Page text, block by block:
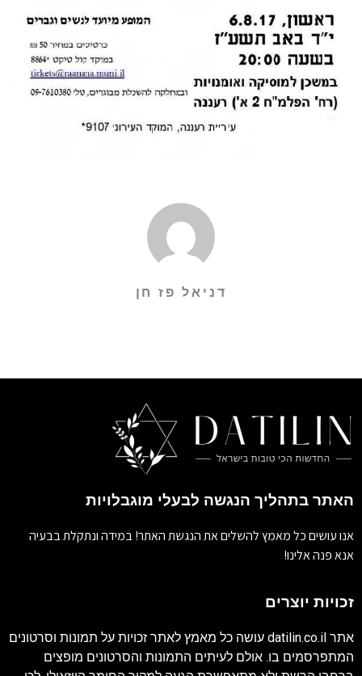
דניאל פז חן
האתר בתהליך הנגשה לבעלי מוגבלויות
אנו עושים כל מאמץ להשלים את הנגשת האתר! במידה ונתקלת בבעיה
אנא פנה אלינו!
זכויות יוצרים
אתר datilin.co.il עושה כל מאמץ לאתר זכויות על תמונות וסרטונים
המתפרסמים בו. אולם לעיתים התמונות והסרטונים מופצים